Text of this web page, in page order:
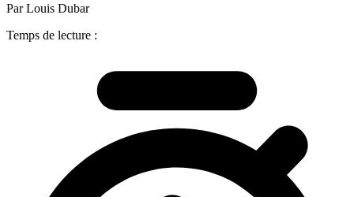
Par Louis Dubar
Temps de lecture :